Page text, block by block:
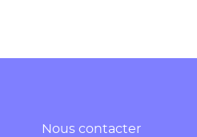
Nous contacter